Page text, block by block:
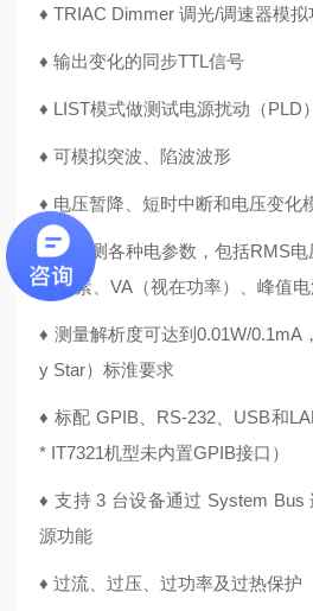
♦ TRIAC Dimmer 调光/调速器模拟
♦ 输出变化的同步TTL信号
♦ LIST模式做测试电源扰动（PLD
♦ 可模拟突波、陷波波形
♦ 电压暂降、短时中断和电压变化
♦ 可量测各种电参数，包括RMS
率因素、VA（视在功率）、峰值
♦ 测量解析度可达到0.01W/0.1mA
y Star）标淮要求
♦ 标配 GPIB、RS-232、USB和
* IT7321机型未内置GPIB接口）
♦ 支持 3 台设备通过 System Bus
源功能
♦ 过流、过压、过功率及过热保护